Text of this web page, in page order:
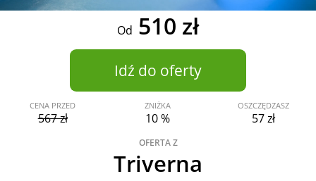
Od 510 zł
Idź do oferty
CENA PRZED
567 zł
ZNIŻKA
10 %
OSZCZĘDZASZ
57 zł
OFERTA Z
Triverna